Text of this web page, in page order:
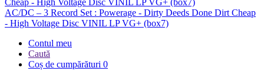
AC/DC – 3 Record Set : Powerage - Dirty Deeds Done Dirt Cheap
- High Voltage Disc VINIL LP VG+ (box7)
Contul meu
Caută
Coș de cumpărături 0